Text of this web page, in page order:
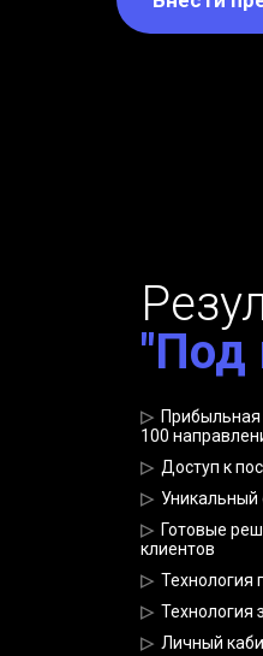
"Под
▷ Прибыльная
100
▷ Доступ к
▷ Уникальный
▷ Готовые
клиентов
▷ Технология
▷ Технология
▷ Личный